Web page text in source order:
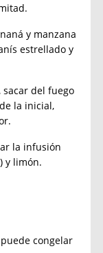
y manzana
estrellado y
del fuego
la inicial,
la infusión
y limón.
congelar